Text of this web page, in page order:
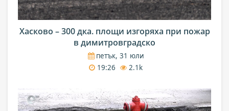
Хасково – 300 дка. площи изгоряха при пожар
в димитровградско
петък, 31 юли
19:26
2.1k